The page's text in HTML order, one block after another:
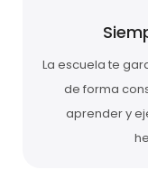
La escuela te
de forma
aprender y